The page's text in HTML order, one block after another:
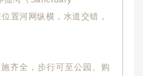
置河网纵横，水道交错，
齐全，步行可至公园、购